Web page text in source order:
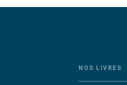
NOS LIVRES